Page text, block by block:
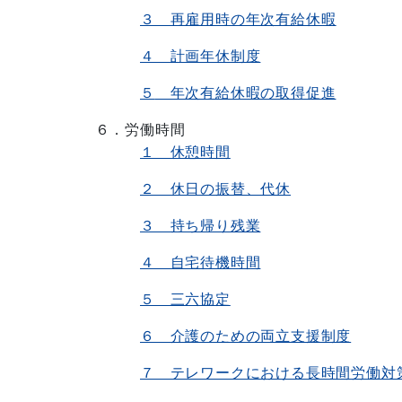
３ 再雇用時の年次有給休暇
４ 計画年休制度
５ 年次有給休暇の取得促進
６．労働時間
１ 休憩時間
２ 休日の振替、代休
３ 持ち帰り残業
４ 自宅待機時間
５ 三六協定
６ 介護のための両立支援制度
７ テレワークにおける長時間労働対